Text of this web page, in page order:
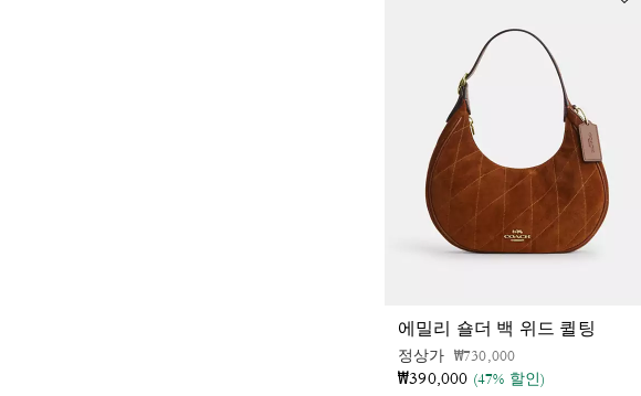
에밀리 숄더 백 위드 퀼팅
정상가 가격 인하 전
₩730,000인하됨
₩390,000 (47% 할인)